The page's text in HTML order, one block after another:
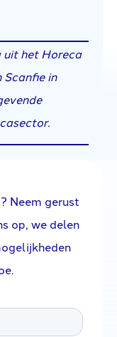
het Horeca
in
Neem gerust
op, we delen